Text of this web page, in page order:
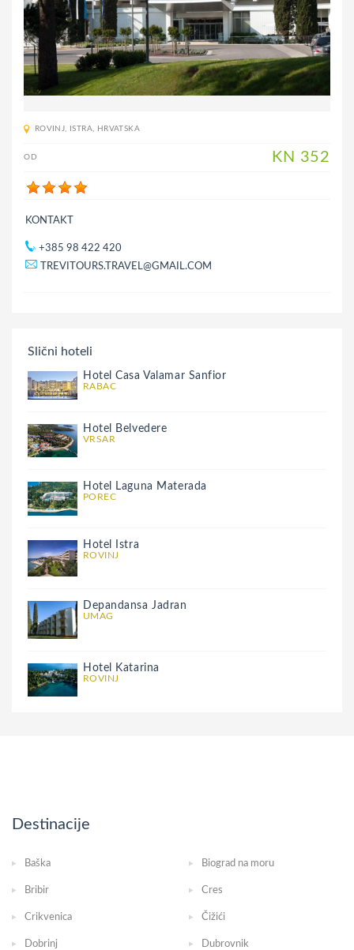
ROVINJ, ISTRA, HRVATSKA
OD KN 352
KONTAKT
+385 98 422 420
TREVITOURS.TRAVEL@GMAIL.COM
Slični hoteli
Hotel Casa Valamar Sanfior
RABAC
Hotel Belvedere
VRSAR
Hotel Laguna Materada
POREC
Hotel Istra
ROVINJ
Depandansa Jadran
UMAG
Hotel Katarina
ROVINJ
Destinacije
Baška Biograd na moru
Bribir Cres
Crikvenica Čižići
Dobrinj Dubrovnik